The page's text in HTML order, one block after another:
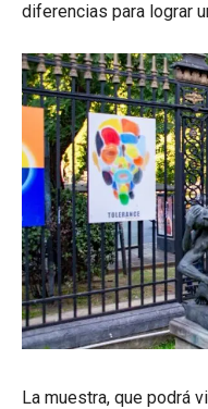
diferencias para lograr
La muestra, que podrá